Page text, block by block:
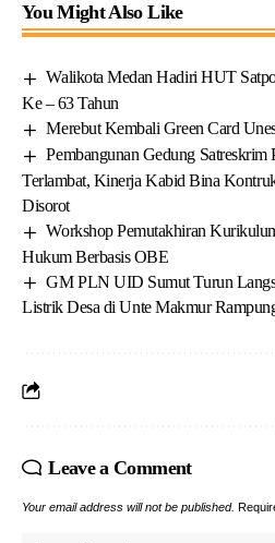
You Might Also Like
Walikota Medan Hadiri HUT
Ke – 63 Tahun
Merebut Kembali Green Card
Pembangunan Gedung
Terlambat, Kinerja Kabid Bina
Disorot
Workshop Pemutakhiran
Hukum Berbasis OBE
GM PLN UID Sumut Turun
Listrik Desa di Unte Makmur
Leave a Comment
Your email address will not be published.